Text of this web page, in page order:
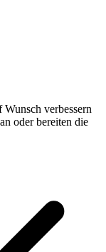
Wunsch verbessern
oder bereiten die